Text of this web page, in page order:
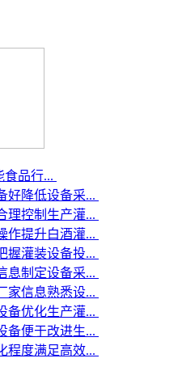
食品行...
好降低设备采...
理控制生产灌...
作提升白酒灌...
握灌装设备投...
息制定设备采...
家信息熟悉设...
备优化生产灌...
备便于改进生...
程度满足高效...